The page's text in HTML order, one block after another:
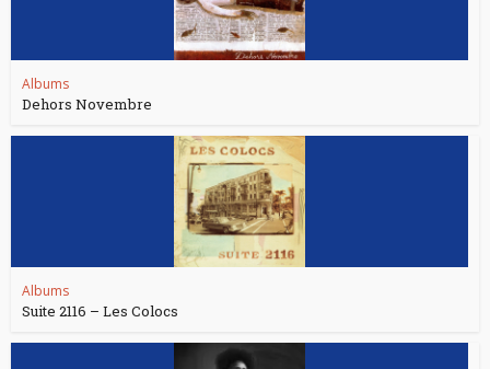
Albums
Dehors Novembre
Albums
Suite 2116 – Les Colocs